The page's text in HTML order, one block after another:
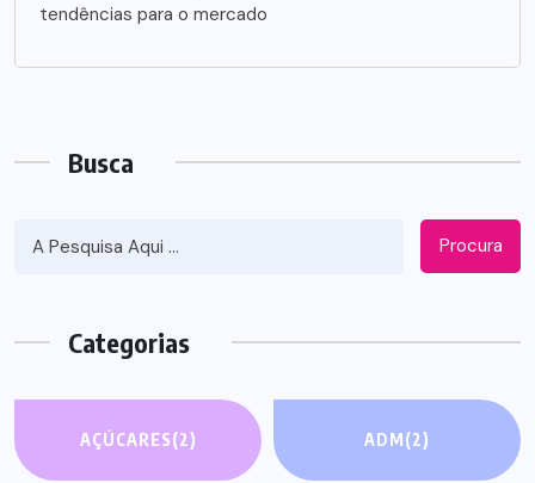
tendências para o mercado
Busca
Procura
Categorias
AÇÚCARES(2) ADM(2)